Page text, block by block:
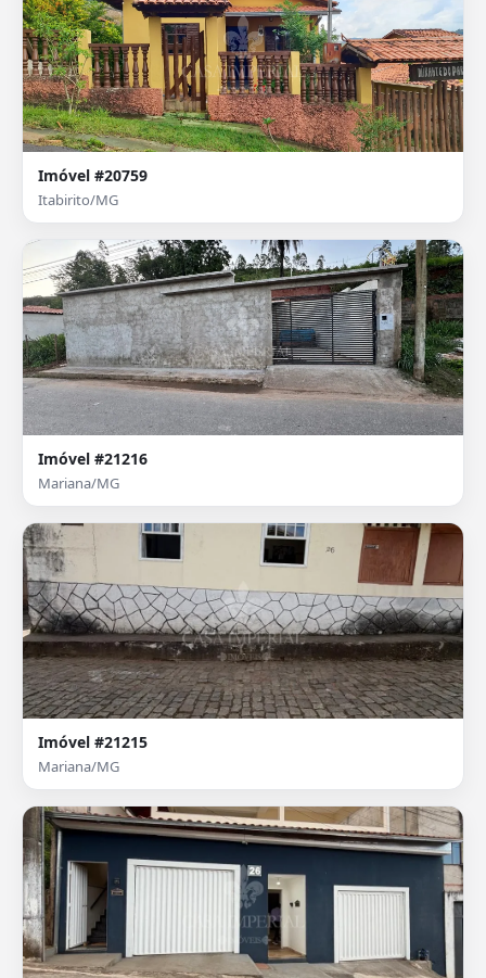
Imóvel #20759
Itabirito/MG
Imóvel #21216
Mariana/MG
Imóvel #21215
Mariana/MG